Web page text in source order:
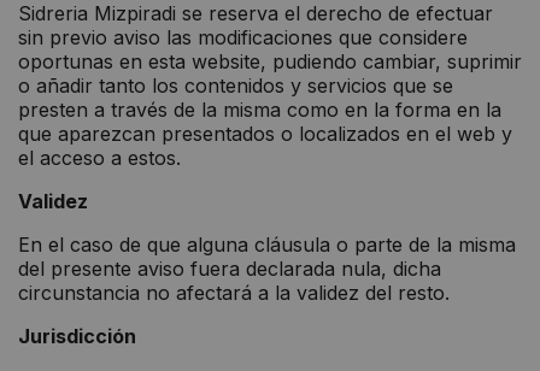
Sidreria Mizpiradi se reserva el derecho de efectuar
sin previo aviso las modificaciones que considere
oportunas en esta website, pudiendo cambiar, suprimir
o añadir tanto los contenidos y servicios que se
presten a través de la misma como en la forma en la
que aparezcan presentados o localizados en el web y
el acceso a estos.
Validez
En el caso de que alguna cláusula o parte de la misma
del presente aviso fuera declarada nula, dicha
circunstancia no afectará a la validez del resto.
Jurisdicción